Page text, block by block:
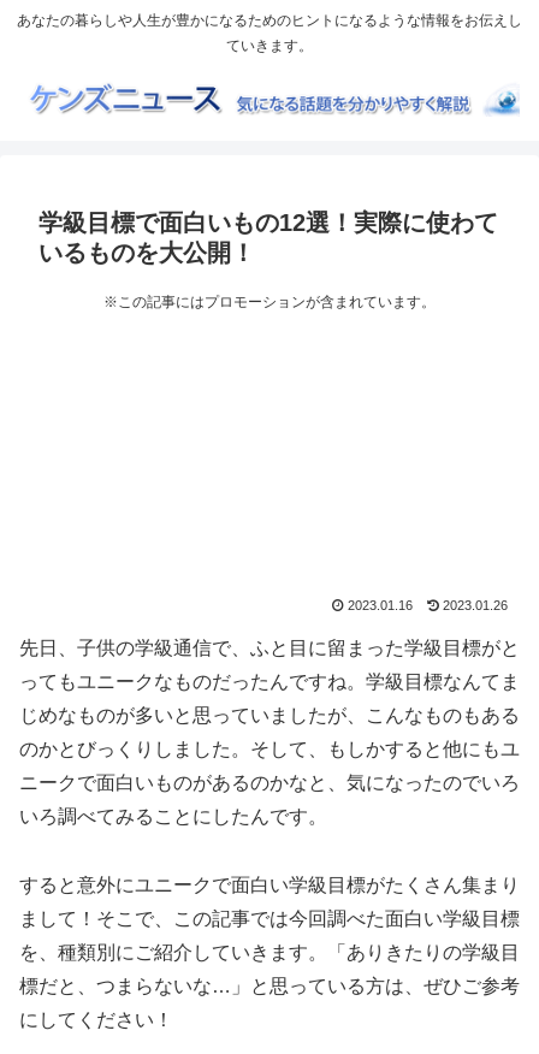
あなたの暮らしや人生が豊かになるためのヒントになるような情報をお伝えし
ていきます。
学級目標で面白いもの12選！実際に使わて
いるものを大公開！
※この記事にはプロモーションが含まれています。
2023.01.16 2023.01.26
先日、子供の学級通信で、ふと目に留まった学級目標がと
ってもユニークなものだったんですね。学級目標なんてま
じめなものが多いと思っていましたが、こんなものもある
のかとびっくりしました。そして、もしかすると他にもユ
ニークで面白いものがあるのかなと、気になったのでいろ
いろ調べてみることにしたんです。
すると意外にユニークで面白い学級目標がたくさん集まり
まして！そこで、この記事では今回調べた面白い学級目標
を、種類別にご紹介していきます。「ありきたりの学級目
標だと、つまらないな…」と思っている方は、ぜひご参考
にしてください！